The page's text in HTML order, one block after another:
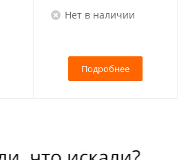
Нет в наличии
Подробнее